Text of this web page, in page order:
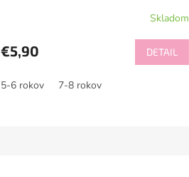
Skladom
€5,90 DETAIL
5-6 rokov 7-8 rokov